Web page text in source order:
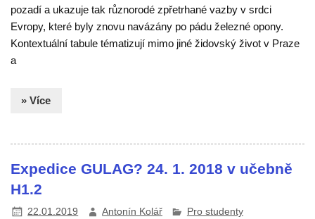
pozadí a ukazuje tak různorodé zpřetrhané vazby v srdci
Evropy, které byly znovu navázány po pádu železné opony.
Kontextuální tabule tématizují mimo jiné židovský život v Praze
a
» Více
Expedice GULAG? 24. 1. 2018 v učebně
H1.2
22.01.2019 Antonín Kolář Pro studenty